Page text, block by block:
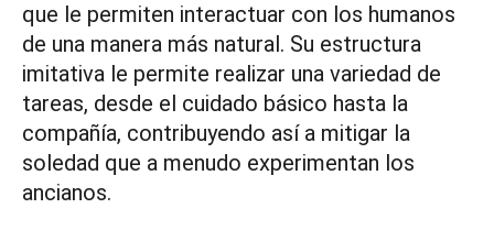
que le permiten interactuar con los humanos
de una manera más natural. Su estructura
imitativa le permite realizar una variedad de
tareas, desde el cuidado básico hasta la
compañía, contribuyendo así a mitigar la
soledad que a menudo experimentan los
ancianos.